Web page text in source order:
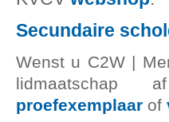
Secundaire
Wenst u C2W |
proefexemplaar of